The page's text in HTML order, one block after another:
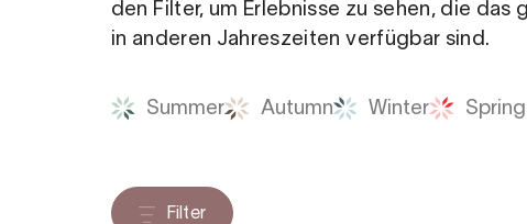
den Filter, um Erlebnisse zu sehen, die das
in anderen Jahreszeiten verfügbar sind.
Summer Autumn Winter Spring
Filter